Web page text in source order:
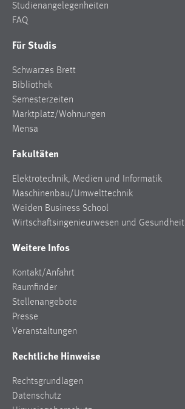
Studienangelegenheiten
FAQ
Für Studis
Schwarzes Brett
Bibliothek
Semesterzeiten
Marktplatz/Wohnungen
Mensa
Fakultäten
Elektrotechnik, Medien und Informatik
Maschinenbau/Umwelttechnik
Weiden Business School
Wirtschaftsingenieurwesen und Gesundheit
Weitere Infos
Kontakt/Anfahrt
Raumfinder
Stellenangebote
Presse
Veranstaltungen
Rechtliche Hinweise
Rechtsgrundlagen
Datenschutz